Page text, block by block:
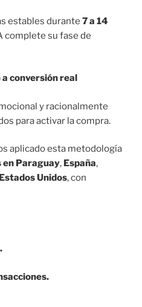
estables durante 7 a 14
complete su fase de
conversión real
y racionalmente
para activar la compra.
aplicado esta metodología
en Paraguay, España,
Estados Unidos, con